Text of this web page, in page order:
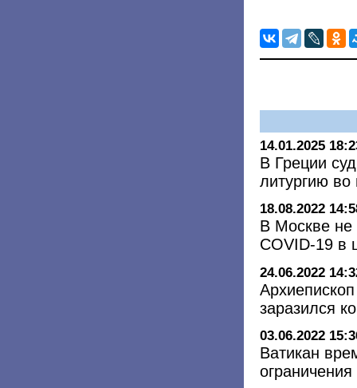
14.01.2025
В Греции
литургию
18.08.2022
В Москве не
COVID-19 в
24.06.2022
заразился
03.06.2022
Ватикан
ограничения